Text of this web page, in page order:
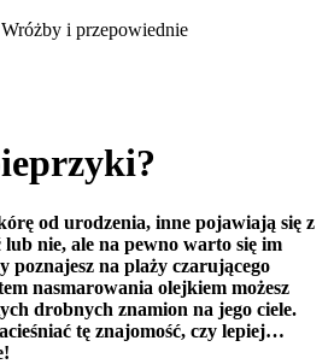
Wróżby i przepowiednie
od urodzenia, inne pojawiają się z
nie, ale na pewno warto się im
poznajesz na plaży czarującego
nasmarowania olejkiem możesz
drobnych znamion na jego ciele.
tę znajomość, czy lepiej…